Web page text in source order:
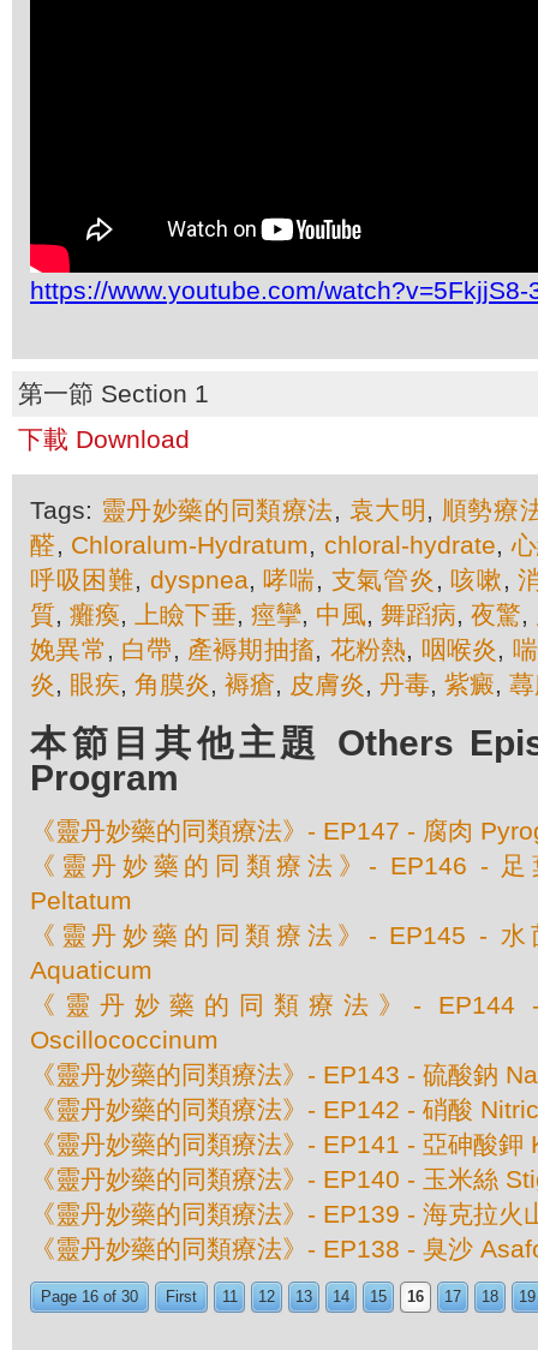
https://www.youtube.com/watch?v=5FkjjS8-
第一節 Section 1
下載 Download
Tags: 靈丹妙藥的同類療法, 袁大明 , 順勢療
醛, Chloralum-Hydratum, chloral-hydrate,
呼吸困難, dyspnea, 哮喘, 支氣管炎 , 咳嗽,
質,癱瘓, 上瞼下垂, 痙攣, 中風, 舞蹈病,夜驚,
娩異常 , 白帶, 產褥期抽搐, 花粉熱, 咽喉炎,
炎, 眼疾, 角膜炎, 褥瘡, 皮膚炎, 丹毒, 紫癜,
本節目其他主題 Others
Program
《靈丹妙藥的同類療法》- EP147 - 腐肉
《靈丹妙藥的同類療法》- EP146 - 足
Peltatum
《靈丹妙藥的同類療法》- EP145 - 水
Aquaticum
《靈丹妙藥的同類療法》-
Oscillococcinum
《靈丹妙藥的同類療法》- EP143 - 硫酸鈉
《靈丹妙藥的同類療法》- EP142 - 硝酸
《靈丹妙藥的同類療法》- EP141 - 亞砷酸
《靈丹妙藥的同類療法》- EP140 - 玉米絲
《靈丹妙藥的同類療法》- EP139 - 海克拉
《靈丹妙藥的同類療法》- EP138 - 臭沙
Page 16 of 30 First 11 12 13 14 15 16 17 18 19